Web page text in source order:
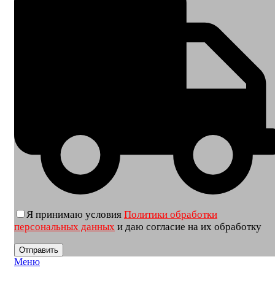
Я принимаю условия Политики обработки
персональных данных и даю согласие на их обработку
Меню